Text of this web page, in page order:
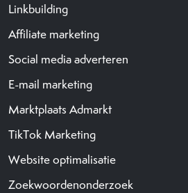
Linkbuilding
Affiliate marketing
Social media adverteren
E-mail marketing
Marktplaats Admarkt
TikTok Marketing
Website optimalisatie
Zoekwoordenonderzoek